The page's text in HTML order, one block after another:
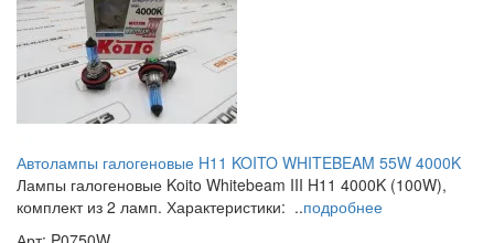
Автолампы галогеновые H11 KOITO WHITEBEAM 55W 4000K
Лампы галогеновые Koito Whitebeam III H11 4000K (100W),
комплект из 2 ламп. Характеристики: ..подробнее